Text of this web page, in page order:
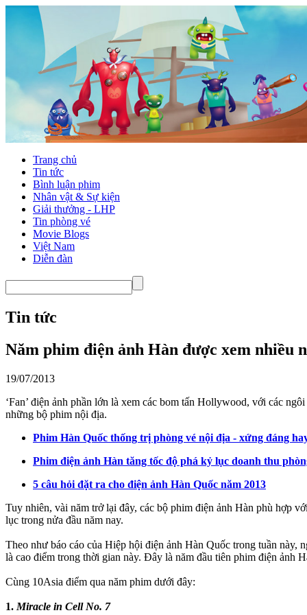
Trang chủ
Tin tức
Bình luận phim
Nhân vật & Sự kiện
Giải thưởng - LHP
Tin phòng vé
Movie Blogs
Việt Nam
Diễn đàn
Tin tức
Năm phim điện ảnh Hàn được xem nhiều
19/07/2013
‘Fan’ điện ảnh phần lớn là xem các bom tấn Hollywood, với các
những bộ phim nội địa.
Phim Hàn Quốc thống trị phòng vé nội địa - xứng đáng
Phim điện ảnh Hàn tăng tốc độ phá kỷ lục doanh thu
5 câu hỏi đặt ra cho điện ảnh Hàn Quốc năm 2013
Tuy nhiên, vài năm trở lại đây, các bộ phim điện ảnh Hàn phù hợp
lục trong nửa đầu năm nay.
Theo như báo cáo của Hiệp hội điện ảnh Hàn Quốc trong tuần này,
là cao điểm trong thời gian này. Đây là năm đầu tiên phim điện ảnh
Cùng 10Asia điểm qua năm phim dưới đây:
1. Miracle in Cell No. 7